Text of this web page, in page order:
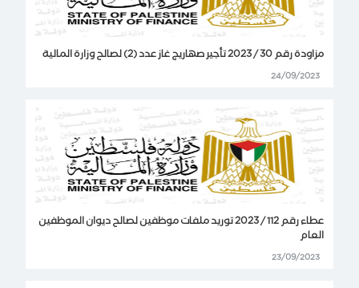
مزاودة رقم 30 / 2023 تأجير صهاريج غاز عدد (2) لصالح وزارة المالية
24/09/2023
عطاء رقم 112 / 2023 توريد ملفات موظفين لصالح ديوان الموظفين
العام
23/09/2023